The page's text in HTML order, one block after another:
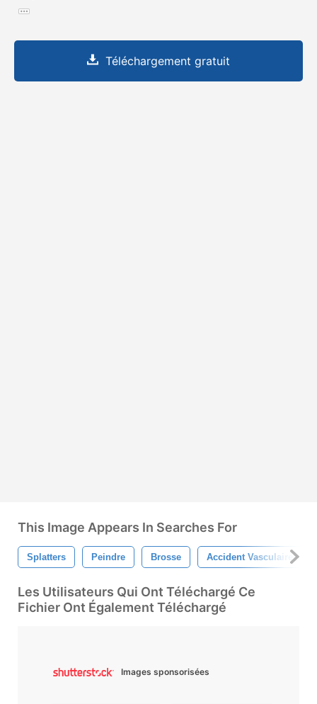
Téléchargement gratuit
This Image Appears In Searches For
Splatters Peindre Brosse Accident Vasculaire
Les Utilisateurs Qui Ont Téléchargé Ce
Fichier Ont Également Téléchargé
Images sponsorisées